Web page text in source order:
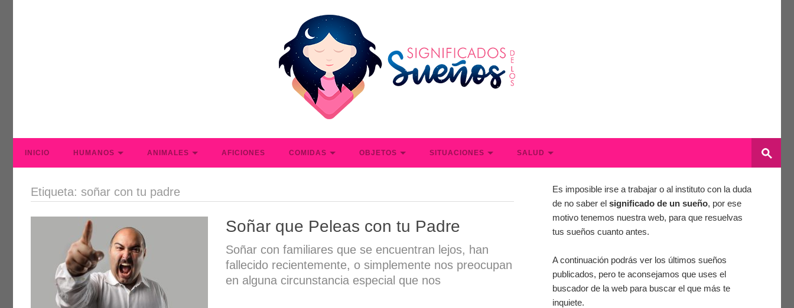
INICIO HUMANOS ANIMALES AFICIONES COMIDAS OBJETOS SITUACIONES SALUD
Etiqueta: soñar con tu padre
Soñar que Peleas con tu Padre
Soñar con familiares que se encuentran lejos, han
fallecido recientemente, o simplemente nos preocupan
en alguna circunstancia especial que nos
Es imposible irse a trabajar o al instituto con la duda
de no saber el significado de un sueño, por ese
motivo tenemos nuestra web, para que resuelvas
tus sueños cuanto antes.
A continuación podrás ver los últimos sueños
publicados, pero te aconsejamos que uses el
buscador de la web para buscar el que más te
inquiete.